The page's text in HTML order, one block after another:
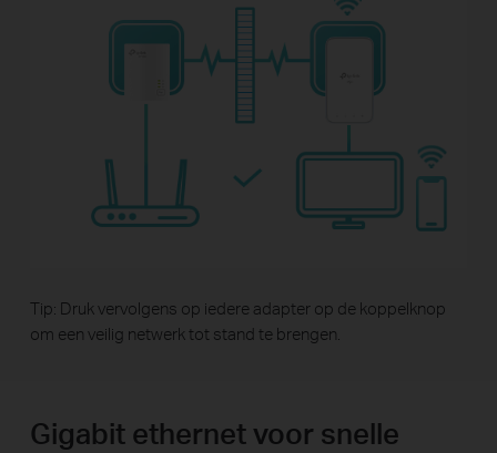
Tip: Druk vervolgens op iedere adapter op de koppelknop
om een veilig netwerk tot stand te brengen.
Gigabit ethernet voor snelle